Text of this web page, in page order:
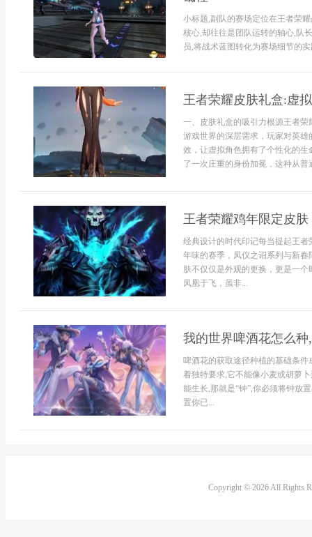
小标题,副队的赛场定位在王者荣
核心,却往往是团队运转的轴心,队
员,将战术蓝图转化为赛场细节的
王者荣耀皮肤礼盒:虚
一、皮肤礼盒的吸引力根源王者
游戏世界的深层需求，玩家对英
效，让虚拟角色拥有了个性化的
了一次庄重的身份加冕，这种从
王者荣耀鸡年限定皮
经典设计的时代印记每当提起王
年味的赛季，凤仪之诏系列与新
肤不仅仅是外观的更换，更是一
凤凰于飞，虽非...
我的世界啤酒花怎么
啤酒花的获取途径种植的基础条
着独特要求,它不能像小麦或胡萝
能生长,那就是“钟”,你必须将钟放
置你已...
Copyright © 2026 All Rights